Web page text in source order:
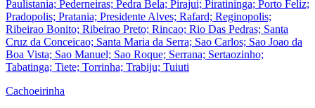
Paulistania; Pederneiras; Pedra Bela; Pirajui; Piratininga; Porto Feliz;
Pradopolis; Pratania; Presidente Alves; Rafard; Reginopolis;
Ribeirao Bonito; Ribeirao Preto; Rincao; Rio Das Pedras; Santa
Cruz da Conceicao; Santa Maria da Serra; Sao Carlos; Sao Joao da
Boa Vista; Sao Manuel; Sao Roque; Serrana; Sertaozinho;
Tabatinga; Tiete; Torrinha; Trabiju; Tuiuti
Cachoeirinha